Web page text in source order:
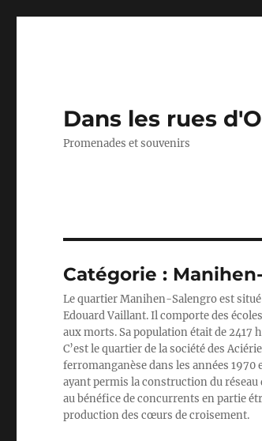
Dans les rues
Promenades et souvenirs
Catégorie :
Le quartier Manihen-Salengro est
Edouard Vaillant. Il comporte des
aux morts. Sa population était de 2417
C’est le quartier de la société des
ferromanganèse dans les années
ayant permis la construction du réseau
au bénéfice de concurrents en partie
production des cœurs de croisement.